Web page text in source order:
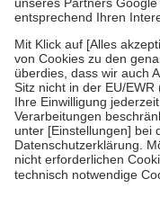
Um das Engagement der
stärken und die
fallenkeine Zuzahlungen
• Kindern und
mit Ausnahme der
• Untersuchungen zur
GKV getragen werden
• empfohlenen
• Harn- und